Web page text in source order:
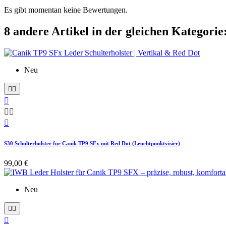
Es gibt momentan keine Bewertungen.
8 andere Artikel in der gleichen
Neu


 

S30 Schulterholster für Canik TP9 SFx mit Red Dot (Leuchtpunktvisier)
99,00 €
Neu
 
